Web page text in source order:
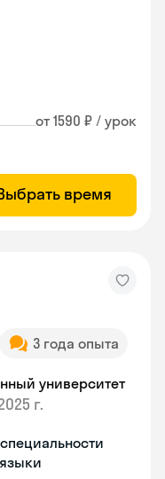
от 1590 ₽ / урок
время
3 года опыта
университет
г.